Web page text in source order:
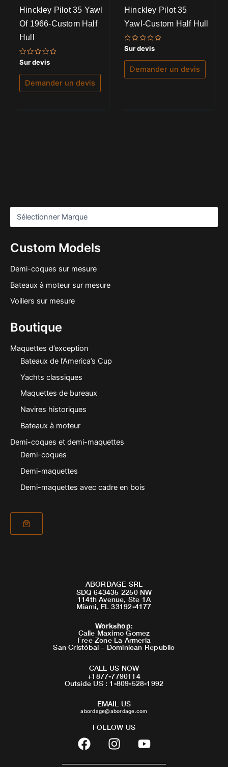
Custom Models
Demi-coques sur mesure
Bateaux à moteur sur mesure
Voiliers sur mesure
Boutique
Maquettes d’exception
Bateaux de l’America’s Cup
Yachts classiques
Maquettes de bureaux
Navires historiques
Bateaux à moteur
Demi-coques et demi-maquettes
Demi-coques
Demi-maquettes
Demi-maquettes avec cadre en bois
Hinckley Pilot 35 Yawl
Of 1966-Custom Half
Hull
Note
0
sur
Sur devis
Demander un devis
Hinckley Pilot 35
Yawl-Custom Half Hull
Note
0
sur
Sur devis
Demander un devis
ABORDAGE SRL
SDQ 643435 2250 NW
114th Avenue, Ste 1A
Miami, FL 33192-4177
Workshop:
Calle Maximo Gomez
Free Zone La Armeria
San Cristóbal – Dominican Republic
CALL US NOW
+1877-7790114
Outside US : 1-809-528-1992
EMAIL US
abordage@abordage.com
FOLLOW US
F
a
c
I
n
s
Y
o
u